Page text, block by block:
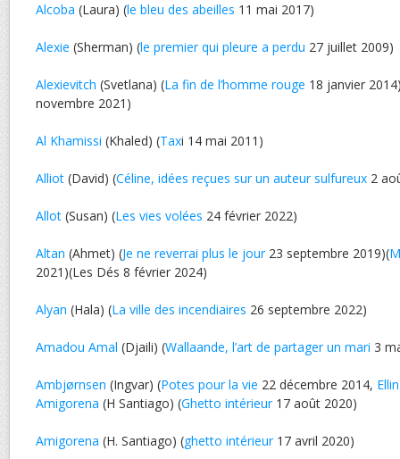
Alcoba (Laura) (le bleu des abeilles 11 mai 2017)
Alexie (Sherman) (le premier qui pleure a perdu 27 juillet 2009)
Alexievitch (Svetlana) (La fin de l’homme rouge 18 janvier
novembre 2021)
Al Khamissi (Khaled) (Taxi 14 mai 2011)
Alliot (David) (Céline, idées reçues sur un auteur sulfureux 2
Allot (Susan) (Les vies volées 24 février 2022)
Altan (Ahmet) (Je ne reverrai plus le jour23 septembre 2019)(
2021)(Les Dés 8 février 2024)
Alyan (Hala) (La ville des incendiaires 26 septembre 2022)
Amadou Amal (Djaili) (Wallaande, l’art de partager un mari 3
Ambjørnsen (Ingvar) (Potes pour la vie 22 décembre 2014,
Amigorena (H Santiago) (Ghetto intérieur17 août 2020)
Amigorena (H. Santiago) (ghetto intérieur17 avril 2020)